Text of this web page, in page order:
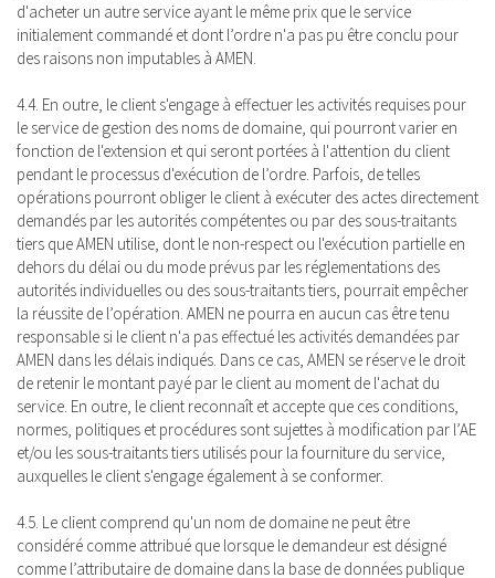
d'acheter un autre service ayant le même prix que le service
initialement commandé et dont l’ordre n'a pas pu être conclu pour
des raisons non imputables à AMEN.
4.4. En outre, le client s'engage à effectuer les activités requises pour
le service de gestion des noms de domaine, qui pourront varier en
fonction de l'extension et qui seront portées à l'attention du client
pendant le processus d'exécution de l’ordre. Parfois, de telles
opérations pourront obliger le client à exécuter des actes directement
demandés par les autorités compétentes ou par des sous-traitants
tiers que AMEN utilise, dont le non-respect ou l'exécution partielle en
dehors du délai ou du mode prévus par les réglementations des
autorités individuelles ou des sous-traitants tiers, pourrait empêcher
la réussite de l’opération. AMEN ne pourra en aucun cas être tenu
responsable si le client n'a pas effectué les activités demandées par
AMEN dans les délais indiqués. Dans ce cas, AMEN se réserve le droit
de retenir le montant payé par le client au moment de l'achat du
service. En outre, le client reconnaît et accepte que ces conditions,
normes, politiques et procédures sont sujettes à modification par l’AE
et/ou les sous-traitants tiers utilisés pour la fourniture du service,
auxquelles le client s'engage également à se conformer.
4.5. Le client comprend qu'un nom de domaine ne peut être
considéré comme attribué que lorsque le demandeur est désigné
comme l’attributaire de domaine dans la base de données publique